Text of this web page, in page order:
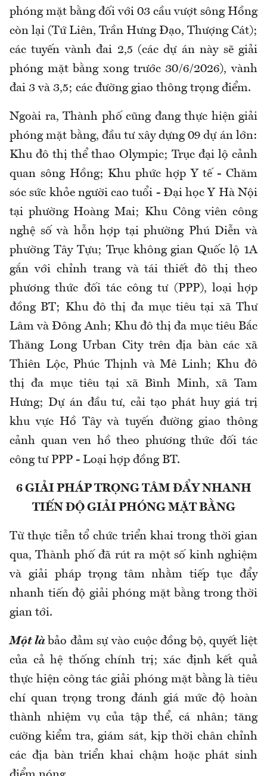
phóng mặt bằng đối với 03 cầu vượt sông Hồng
còn lại (Tứ Liên, Trần Hưng Đạo, Thượng Cát);
các tuyến vành đai 2,5 (các dự án này sẽgiải
phóng mặt bằng xong trước 30/6/2026), vành
đai 3 và 3,5; các đường giao thông trọng điểm.
Ngoài ra, Thành phố cũng đang thực hiện giải
phóng mặt bằng, đầu tư xây dựng 09 dự án lớn:
Khu đô thị thể thao Olympic; Trục đại lộ cảnh
quan sông Hồng; Khu phức hợp Y tế - Chăm
sóc sức khỏe người cao tuổi - Đại học Y Hà Nội
tại phường Hoàng Mai; Khu Công viên công
nghệ số và hỗn hợp tại phường Phú Diễn và
phường Tây Tựu; Trục không gian Quốc lộ 1A
gắn với chỉnh trang và tái thiết đô thị theo
phương thức đối tác công tư (PPP), loại hợp
đồng BT; Khu đô thị đa mục tiêu tại xã Thư
Lâm và Đông Anh; Khu đô thị đa mục tiêu Bắc
Thăng Long Urban City trên địa bàn các xã
Thiên Lộc, Phúc Thịnh và Mê Linh; Khu đô
thị đa mục tiêu tại xã Bình Minh, xã Tam
Hưng; Dự án đầu tư, cải tạo phát huy giá trị
khu vực Hồ Tây và tuyến đường giao thông
cảnh quan ven hồ theo phương thức đối tác
công tư PPP - Loại hợp đồng BT.
6 GIẢI PHÁP TRỌNG TÂM ĐẨY NHANH
TIẾN ĐỘ GIẢI PHÓNG MẶT BẰNG
Từ thực tiễn tổ chức triển khai trong thời gian
qua, Thành phố đã rút ra một số kinh nghiệm
và giải pháp trọng tâm nhằm tiếp tục đẩy
nhanh tiến độ giải phóng mặt bằng trong thời
gian tới.
Một là bảo đảm sự vào cuộc đồng bộ, quyết liệt
của cả hệ thống chính trị; xác định kết quả
thực hiện công tác giải phóng mặt bằng là tiêu
chí quan trọng trong đánh giá mức độ hoàn
thành nhiệm vụ của tập thể, cá nhân; tăng
cường kiểm tra, giám sát, kịp thời chân chỉnh
các địa bàn triển khai chậm hoặc phát sinh